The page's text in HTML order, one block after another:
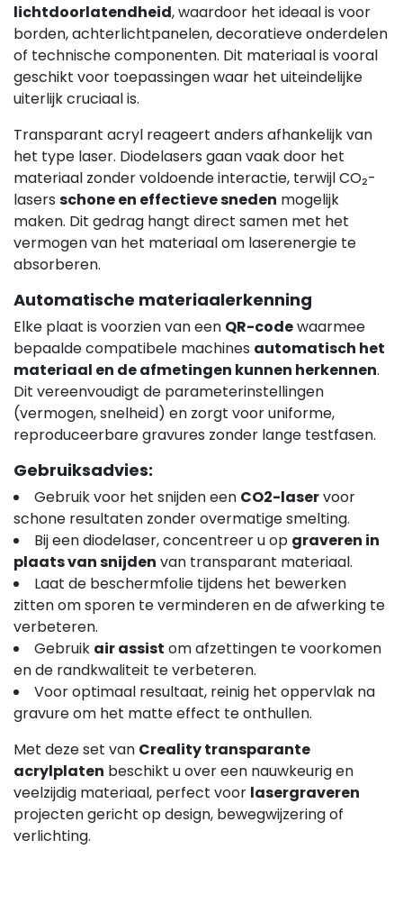
lichtdoorlatendheid, waardoor het ideaal is voor
borden, achterlichtpanelen, decoratieve onderdelen
of technische componenten. Dit materiaal is vooral
geschikt voor toepassingen waar het uiteindelijke
uiterlijk cruciaal is.
Transparant acryl reageert anders afhankelijk van
het type laser. Diodelasers gaan vaak door het
materiaal zonder voldoende interactie, terwijl CO₂-
lasers schone en effectieve sneden mogelijk
maken. Dit gedrag hangt direct samen met het
vermogen van het materiaal om laserenergie te
absorberen.
Automatische materiaalerkenning
Elke plaat is voorzien van een QR-codewaarmee
bepaalde compatibele machines automatisch het
materiaal en de afmetingen kunnen herkennen.
Dit vereenvoudigt de parameterinstellingen
(vermogen, snelheid) en zorgt voor uniforme,
reproduceerbare gravures zonder lange testfasen.
Gebruiksadvies:
Gebruik voor het snijden een CO2-laservoor
schone resultaten zonder overmatige smelting.
Bij een diodelaser, concentreer u op graveren in
plaats van snijden van transparant materiaal.
Laat de beschermfolie tijdens het bewerken
zitten om sporen te verminderen en de afwerking te
verbeteren.
Gebruik air assist om afzettingen te voorkomen
en de randkwaliteit te verbeteren.
Voor optimaal resultaat, reinig het oppervlak na
gravure om het matte effect te onthullen.
Met deze set van Creality transparante
acrylplaten beschikt u over een nauwkeurig en
veelzijdig materiaal, perfect voor lasergraveren
projecten gericht op design, bewegwijzering of
verlichting.